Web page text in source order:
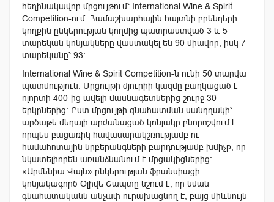
հեղինակավոր մրցույթում՝ International Wine & Spirit
Competition-ում: Համաշխարհային հայտնի բրենդերի
կողքին ընկերության կողմից պատրաստված 3 և 5
տարեկան կոնյակները վաստակել են 90 միավոր, իսկ 7
տարեկանը՝ 93:
International Wine & Spirit Competition-ն ունի 50 տարվա
պատմություն: Մրցույթի ժյուրիի կազմը բաղկացած է
ոլորտի 400-ից ավելի մասնագետներից շուրջ 30
երկրներից: Ըստ մրցույթի գնահատման սանդղակի՝
արծաթե մեդալի արժանացած կոնյակը բնորոշվում է
որպես բացառիկ հավասարակշռությամբ ու
համահոտային նրբերանգների բարդությամբ խմիչք, որ
նկատելիորեն առանձնանում է մրցակիցներից։
«Արմենիա Վայն» ընկերության ֆրանսիացի
կոնյակագործ Օլիվե Շապտը նշում է, որ նման
գնահատականն անչափ ուրախացնող է, բայց միևնույն